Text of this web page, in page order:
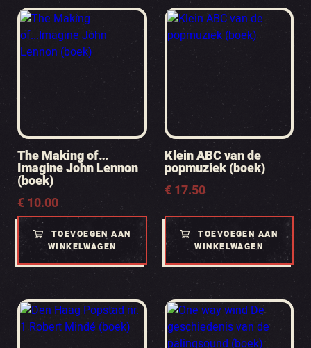
The Making of…
Imagine John Lennon
(boek)
€10.00
TOEVOEGEN AAN
WINKELWAGEN
Klein ABC van de
popmuziek (boek)
€17.50
TOEVOEGEN AAN
WINKELWAGEN